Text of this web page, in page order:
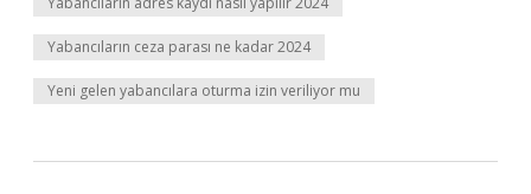
Yabancıların ceza parası ne kadar 2024
Yeni gelen yabancılara oturma izin veriliyor mu